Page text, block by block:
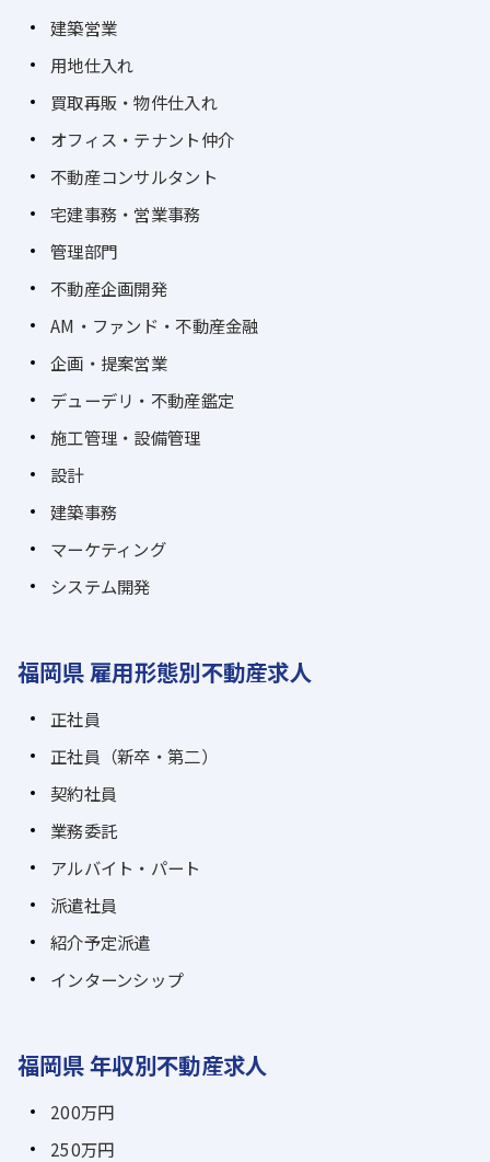
建築営業
用地仕入れ
買取再販・物件仕入れ
オフィス・テナント仲介
不動産コンサルタント
宅建事務・営業事務
管理部門
不動産企画開発
AM・ファンド・不動産金融
企画・提案営業
デューデリ・不動産鑑定
施工管理・設備管理
設計
建築事務
マーケティング
システム開発
福岡県 雇用形態別不動産求人
正社員
正社員（新卒・第二）
契約社員
業務委託
アルバイト・パート
派遣社員
紹介予定派遣
インターンシップ
福岡県 年収別不動産求人
200万円
250万円